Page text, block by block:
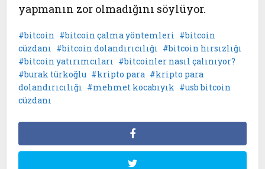
yapmanın zor olmadığını söylüyor.
bitcoin bitcoin çalma yöntemleri
bitcoin
cüzdanı
bitcoin dolandırıcılığı
bitcoin hırsızlığı
bitcoin yatırımcıları
bitcoinler nasıl çalınıyor?
burak türkoğlu
kripto para
kripto para
dolandırıcılığı
mehmet kocabıyık
usb bitcoin
cüzdanı